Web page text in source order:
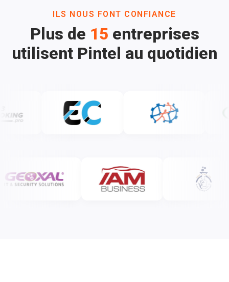
ILS NOUS FONT CONFIANCE
Plus de 15 entreprises
utilisent Pintel au quotidien